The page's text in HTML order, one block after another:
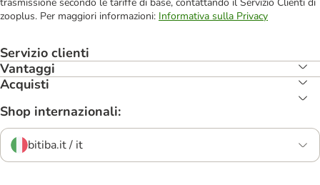
zooplus. Per maggiori informazioni: Informativa sulla Privacy
Servizio clienti
Vantaggi
Acquisti
Shop internazionali:
bitiba.it / it